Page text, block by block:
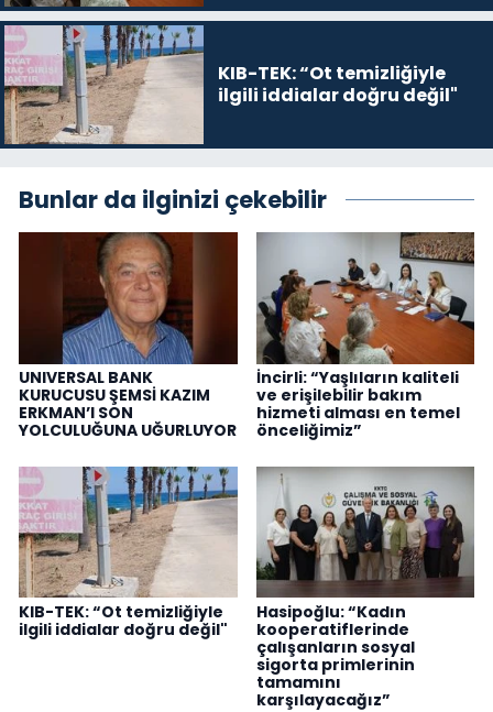
KIB-TEK: “Ot temizliğiyle
ilgili iddialar doğru değil"
Bunlar da ilginizi çekebilir
UNIVERSAL BANK
KURUCUSU ŞEMSİ KAZIM
ERKMAN’I SON
YOLCULUĞUNA UĞURLUYOR
İncirli: “Yaşlıların kaliteli
ve erişilebilir bakım
hizmeti alması en temel
önceliğimiz”
KIB-TEK: “Ot temizliğiyle
ilgili iddialar doğru değil"
Hasipoğlu: “Kadın
kooperatiflerinde
çalışanların sosyal
sigorta primlerinin
tamamını
karşılayacağız”